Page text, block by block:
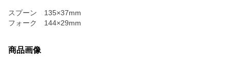
スプーン 135×37mm
フォーク 144×29mm
商品画像